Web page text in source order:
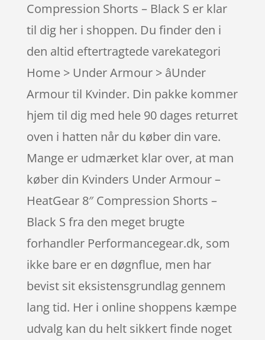
Compression Shorts – Black S er klar
til dig her i shoppen. Du finder den i
den altid eftertragtede varekategori
Home > Under Armour > âUnder
Armour til Kvinder. Din pakke kommer
hjem til dig med hele 90 dages returret
oven i hatten når du køber din vare.
Mange er udmærket klar over, at man
køber din Kvinders Under Armour –
HeatGear 8″ Compression Shorts –
Black S fra den meget brugte
forhandler Performancegear.dk, som
ikke bare er en døgnflue, men har
bevist sit eksistensgrundlag gennem
lang tid. Her i online shoppens kæmpe
udvalg kan du helt sikkert finde noget